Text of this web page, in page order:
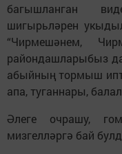
багышланган
шигырьләрен
“Чирмешәнем,
райондашларыбыз
абыйның тормыш
апа, туганнары,
Әлеге очрашу,
мизгелләргә бай